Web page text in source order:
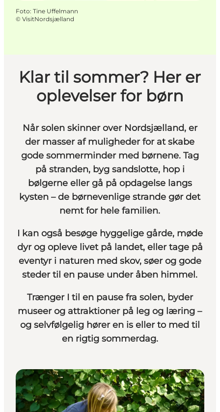
Foto: Tine Uffelmann
© VisitNordsjælland
Klar til sommer? Her er
oplevelser for børn
Når solen skinner over Nordsjælland, er
der masser af muligheder for at skabe
gode sommerminder med børnene. Tag
på stranden, byg sandslotte, hop i
bølgerne eller gå på opdagelse langs
kysten – de børnevenlige strande gør det
nemt for hele familien.
I kan også besøge hyggelige gårde, møde
dyr og opleve livet på landet, eller tage på
eventyr i naturen med skov, søer og gode
steder til en pause under åben himmel.
Trænger I til en pause fra solen, byder
museer og attraktioner på leg og læring –
og selvfølgelig hører en is eller to med til
en rigtig sommerdag.